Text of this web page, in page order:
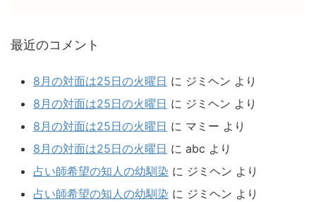
最近のコメント
8月の対面は25日の火曜日 に ジミヘン より
8月の対面は25日の火曜日 に ジミヘン より
8月の対面は25日の火曜日 に マミー より
8月の対面は25日の火曜日 に abc より
占い師希望の知人の幼馴染 に ジミヘン より
占い師希望の知人の幼馴染 に ジミヘン より